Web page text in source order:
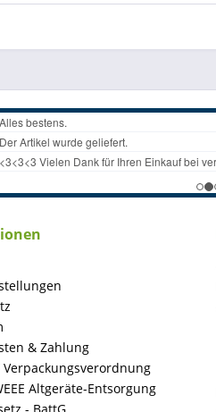
& Zahlung
Verpackungsverordnung
Altgeräte-Entsorgung